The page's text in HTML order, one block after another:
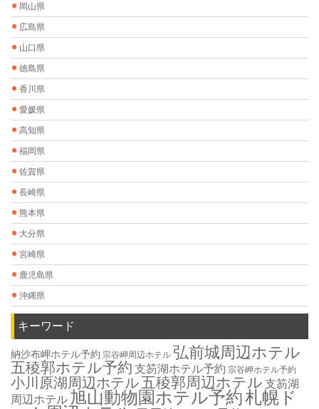
岡山県
広島県
山口県
徳島県
香川県
愛媛県
高知県
福岡県
佐賀県
長崎県
熊本県
大分県
宮崎県
鹿児島県
沖縄県
キーワード
納沙布岬ホテル予約 宗谷岬周辺ホテル 弘前城周辺ホテル
五稜郭ホテル予約 支笏湖ホテル予約 宗谷岬ホテル予約
小川原湖周辺ホテル五稜郭周辺ホテル 支笏湖
周辺ホテル 旭山動物園ホテル予約札幌ド